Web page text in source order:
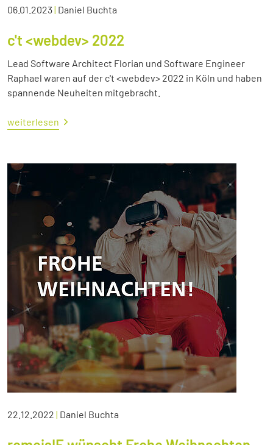
06.01.2023| Daniel Buchta
c't <webdev> 2022
Lead Software Architect Florian und Software Engineer
Raphael waren auf der c't <webdev> 2022 in Köln und haben
spannende Neuheiten mitgebracht.
weiterlesen
22.12.2022 | Daniel Buchta